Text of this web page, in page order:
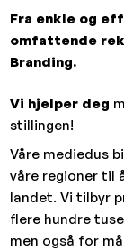
Fra enkle og
omfattende
Branding.
Vi hjelper deg
stillingen!
Våre mediedus
våre regioner til
landet. Vi tilbyr
flere hundre
men også for